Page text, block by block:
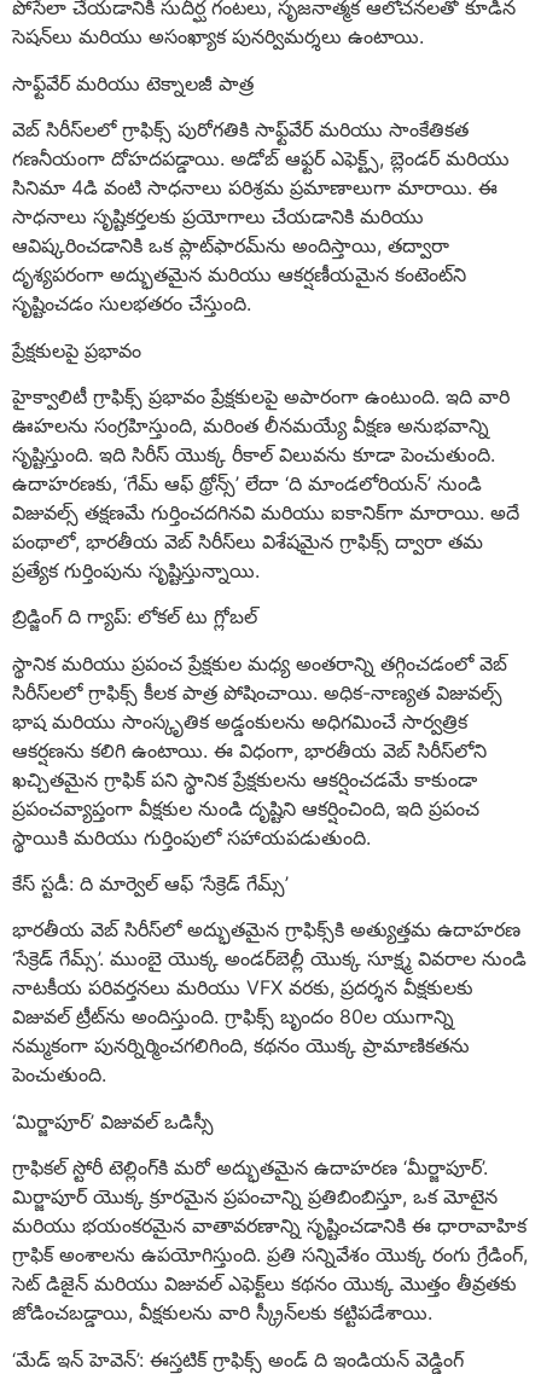
పోసేలా చేయడానికి సుదీర్ఘ గంటలు, సృజనాత్మక ఆలోచనలతో కూడిన
సెషన్‌లు మరియు అసంఖ్యాక పునర్విమర్శలు ఉంటాయి.
సాఫ్ట్‌వేర్ మరియు టెక్నాలజీ పాత్ర
వెబ్ సిరీస్‌లలో గ్రాఫిక్స్ పురోగతికి సాఫ్ట్‌వేర్ మరియు సాంకేతికత
గణనీయంగా దోహదపడ్డాయి. అడోబ్ ఆఫ్టర్ ఎఫెక్ట్స్, బ్లెండర్ మరియు
సినిమా 4డి వంటి సాధనాలు పరిశ్రమ ప్రమాణాలుగా మారాయి. ఈ
సాధనాలు సృష్టికర్తలకు ప్రయోగాలు చేయడానికి మరియు
ఆవిష్కరించడానికి ఒక ప్లాట్‌ఫారమ్‌ను అందిస్తాయి, తద్వారా
దృశ్యపరంగా అద్భుతమైన మరియు ఆకర్షణీయమైన కంటెంట్‌ని
సృష్టించడం సులభతరం చేస్తుంది.
ప్రేక్షకులపై ప్రభావం
హైక్వాలిటీ గ్రాఫిక్స్ ప్రభావం ప్రేక్షకులపై అపారంగా ఉంటుంది. ఇది వారి
ఊహలను సంగ్రహిస్తుంది, మరింత లీనమయ్యే వీక్షణ అనుభవాన్ని
సృష్టిస్తుంది. ఇది సిరీస్ యొక్క రీకాల్ విలువను కూడా పెంచుతుంది.
ఉదాహరణకు, ‘గేమ్ ఆఫ్ థ్రోన్స్’ లేదా ‘ది మాండలోరియన్’ నుండి
విజువల్స్ తక్షణమే గుర్తించదగినవి మరియు ఐకానిక్‌గా మారాయి. అదే
పంథాలో, భారతీయ వెబ్ సిరీస్‌లు విశేషమైన గ్రాఫిక్స్ ద్వారా తమ
ప్రత్యేక గుర్తింపును సృష్టిస్తున్నాయి.
బ్రిడ్జింగ్ ది గ్యాప్: లోకల్ టు గ్లోబల్
స్థానిక మరియు ప్రపంచ ప్రేక్షకుల మధ్య అంతరాన్ని తగ్గించడంలో వెబ్
సిరీస్‌లలో గ్రాఫిక్స్ కీలక పాత్ర పోషించాయి. అధిక-నాణ్యత విజువల్స్
భాష మరియు సాంస్కృతిక అడ్డంకులను అధిగమించే సార్వత్రిక
ఆకర్షణను కలిగి ఉంటాయి. ఈ విధంగా, భారతీయ వెబ్ సిరీస్‌లోని
ఖచ్చితమైన గ్రాఫిక్ పని స్థానిక ప్రేక్షకులను ఆకర్షించడమే కాకుండా
ప్రపంచవ్యాప్తంగా వీక్షకుల నుండి దృష్టిని ఆకర్షించింది, ఇది ప్రపంచ
స్థాయికి మరియు గుర్తింపులో సహాయపడుతుంది.
కేస్ స్టడీ: ది మార్వెల్ ఆఫ్ ‘సేక్రెడ్ గేమ్స్’
భారతీయ వెబ్ సిరీస్‌లో అద్భుతమైన గ్రాఫిక్స్‌కి అత్యుత్తమ ఉదాహరణ
‘సేక్రెడ్ గేమ్స్’. ముంబై యొక్క అండర్‌బెల్లీ యొక్క సూక్ష్మ వివరాల నుండి
నాటకీయ పరివర్తనలు మరియు VFX వరకు, ప్రదర్శన వీక్షకులకు
విజువల్ ట్రీట్‌ను అందిస్తుంది. గ్రాఫిక్స్ బృందం 80ల యుగాన్ని
నమ్మకంగా పునర్నిర్మించగలిగింది, కథనం యొక్క ప్రామాణికతను
పెంచుతుంది.
‘మిర్జాపూర్’ విజువల్ ఒడిస్సీ
గ్రాఫికల్ స్టోరీ టెల్లింగ్‌కి మరో అద్భుతమైన ఉదాహరణ ‘మీర్జాపూర్’.
మిర్జాపూర్ యొక్క క్రూరమైన ప్రపంచాన్ని ప్రతిబింబిస్తూ, ఒక మోటైన
మరియు భయంకరమైన వాతావరణాన్ని సృష్టించడానికి ఈ ధారావాహిక
గ్రాఫిక్ అంశాలను ఉపయోగిస్తుంది. ప్రతి సన్నివేశం యొక్క రంగు గ్రేడింగ్,
సెట్ డిజైన్ మరియు విజువల్ ఎఫెక్ట్‌లు కథనం యొక్క మొత్తం తీవ్రతకు
జోడించబడ్డాయి, వీక్షకులను వారి స్క్రీన్‌లకు కట్టిపడేశాయి.
‘మేడ్ ఇన్ హెవెన్’: ఈస్తటిక్ గ్రాఫిక్స్ అండ్ ది ఇండియన్ వెడ్డింగ్